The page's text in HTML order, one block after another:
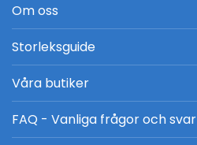
Om oss
Storleksguide
Våra butiker
FAQ - Vanliga frågor och svar